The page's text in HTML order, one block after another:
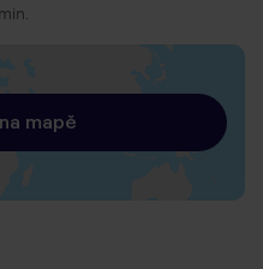
mapě